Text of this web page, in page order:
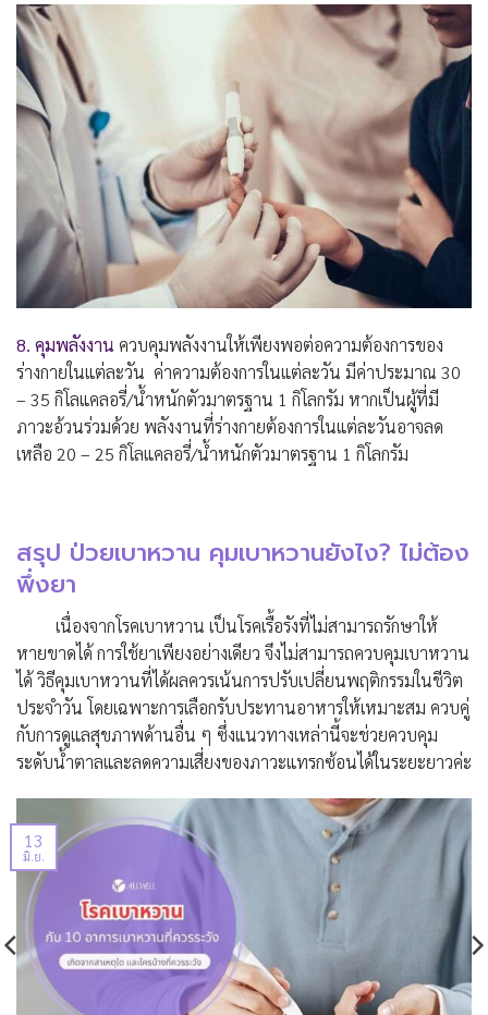
8. คุมพลังงาน ควบคุมพลังงานให้เพียงพอต่อความต้องการของ
ร่างกายในแต่ละวัน ค่าความต้องการในแต่ละวัน มีค่าประมาณ 30
– 35 กิโลแคลอรี่/น้ำหนักตัวมาตรฐาน 1 กิโลกรัม หากเป็นผู้ที่มี
ภาวะอ้วนร่วมด้วย พลังงานที่ร่างกายต้องการในแต่ละวันอาจลด
เหลือ 20 – 25 กิโลแคลอรี่/น้ำหนักตัวมาตรฐาน 1 กิโลกรัม
สรุป ป่วยเบาหวาน คุมเบาหวานยังไง? ไม่ต้อง
พึ่งยา
เนื่องจากโรคเบาหวาน เป็นโรคเรื้อรังที่ไม่สามารถรักษาให้
หายขาดได้ การใช้ยาเพียงอย่างเดียว จึงไม่สามารถควบคุมเบาหวาน
ได้ วิธีคุมเบาหวานที่ได้ผลควรเน้นการปรับเปลี่ยนพฤติกรรมในชีวิต
ประจำวัน โดยเฉพาะการเลือกรับประทานอาหารให้เหมาะสม ควบคู่
กับการดูแลสุขภาพด้านอื่น ๆ ซึ่งแนวทางเหล่านี้จะช่วยควบคุม
ระดับน้ำตาลและลดความเสี่ยงของภาวะแทรกซ้อนได้ในระยะยาวค่ะ
13
มิ.ย.